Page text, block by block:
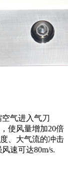
气进入气刀
使风量增加20倍
、大气流的冲击
速可达80m/s.